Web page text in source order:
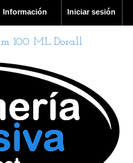
Iniciar sesión
Información
100 ML Dorall